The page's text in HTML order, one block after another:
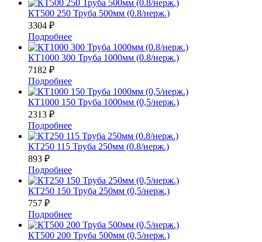
КТ500 250 Труба 500мм (0.8/нерж.)
3304 ₽
Подробнее
КТ1000 300 Труба 1000мм (0.8/нерж.)
7182 ₽
Подробнее
КТ1000 150 Труба 1000мм (0,5/нерж.)
2313 ₽
Подробнее
КТ250 115 Труба 250мм (0.8/нерж.)
893 ₽
Подробнее
КТ250 150 Труба 250мм (0,5/нерж.)
757 ₽
Подробнее
КТ500 200 Труба 500мм (0,5/нерж.)